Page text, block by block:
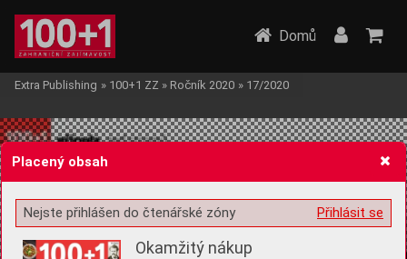
Žádost o souhlas s ukládáním volitelných informací
Domů
Extra Publishing » 100+1 ZZ » Ročník 2020 » 17/2020
Placený obsah
Přihlásit se
Nejste přihlášen do čtenářské zóny
Okamžitý nákup